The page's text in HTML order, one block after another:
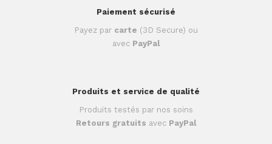
Paiement sécurisé
Payez par carte (3D Secure) ou
avec PayPal
Produits et service de qualité
Produits testés par nos soins
Retours gratuits avec PayPal